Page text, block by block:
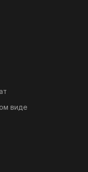
виде